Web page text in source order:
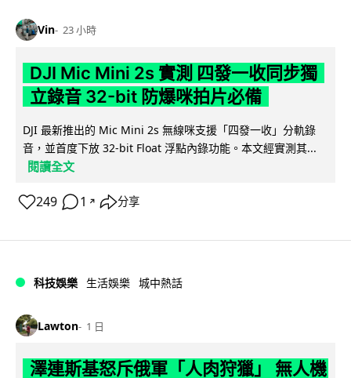
Vin 23 小時
DJI Mic Mini 2s 實測 四發一收同步獨
立錄音 32-bit 防爆咪拍片必備
DJI 最新推出的 Mic Mini 2s 無線咪支援「四發一收」分軌錄
音，並首度下放 32-bit Float 浮點內錄功能。本文經實測其...
閱讀全文
249 1 ↗ 分享
科技娛樂 生活娛樂 城中熱話
Lawton 1 日
澤連斯基怒斥俄軍「人肉狩獵」 無人機